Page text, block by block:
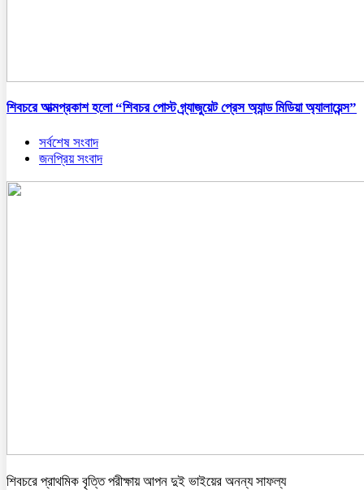
শিবচরে আত্মপ্রকাশ হলো “শিবচর পোস্ট গ্র্যাজুয়েট প্রেস অ্যান্ড মিডিয়া অ্যালায়েন্স”
সর্বশেষ সংবাদ
জনপ্রিয় সংবাদ
শিবচরে প্রাথমিক বৃত্তি পরীক্ষায় আপন দুই ভাইয়ের অনন্য সাফল্য